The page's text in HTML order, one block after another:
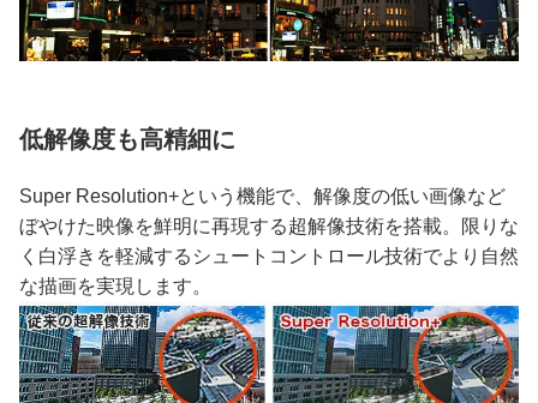
低解像度も高精細に
Super Resolution+という機能で、解像度の低い画像など
ぼやけた映像を鮮明に再現する超解像技術を搭載。限りな
く白浮きを軽減するシュートコントロール技術でより自然
な描画を実現します。